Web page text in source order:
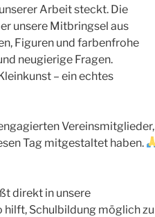
Arbeit steckt. Die
unsere Mitbringsel aus
Figuren und farbenfrohe
neugierige Fragen.
– ein echtes
Vereinsmitglieder,
Tag mitgestaltet haben.
direkt in unsere
hilft, Schulbildung möglich zu